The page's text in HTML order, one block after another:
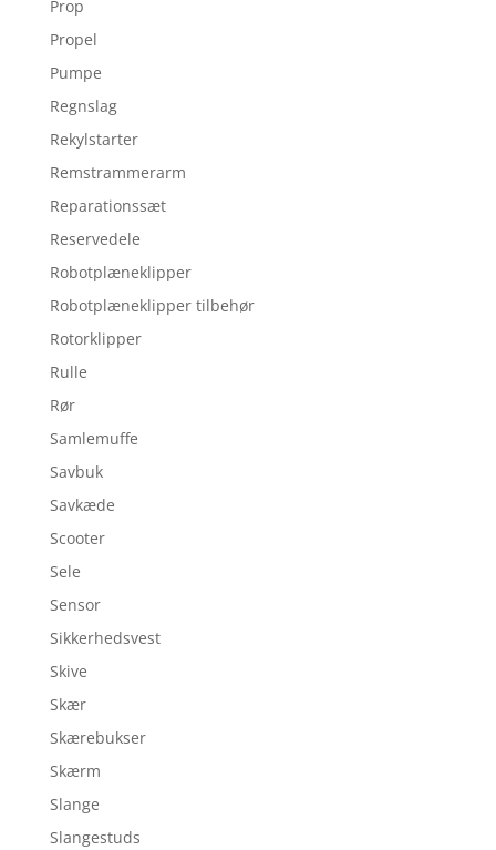
Prop
Propel
Pumpe
Regnslag
Rekylstarter
Remstrammerarm
Reparationssæt
Reservedele
Robotplæneklipper
Robotplæneklipper tilbehør
Rotorklipper
Rulle
Rør
Samlemuffe
Savbuk
Savkæde
Scooter
Sele
Sensor
Sikkerhedsvest
Skive
Skær
Skærebukser
Skærm
Slange
Slangestuds